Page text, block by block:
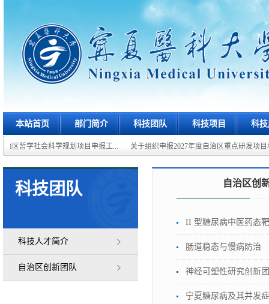
本站首页 部门简介 科技团队 科技项目 科
区哲学社会科学规划项目申报工... 关于组织申报2027年度自治区重点研发项目
科技团队
科技人才简介
自治区创新团队
自治区创
II 型糖尿病中医药态
肠道稳态与慢病防治
神经可塑性研究创新
宁夏糖尿病及其并发